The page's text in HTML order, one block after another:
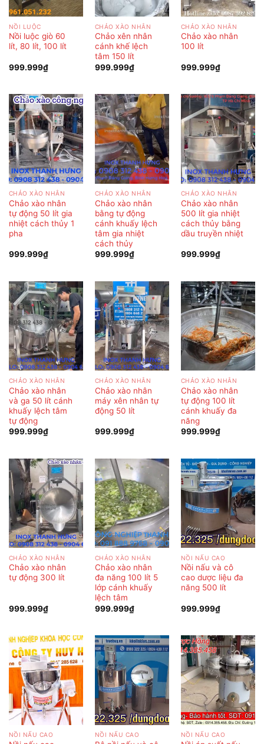
NỒI LUỘC
Nồi luộc giò 60
lít, 80 lít, 100 lít
999.999₫
CHẢO XÀO NHÂN
Chảo xên nhân
cánh khế lệch
tâm 150 lít
999.999₫
CHẢO XÀO NHÂN
Chảo xào nhân
100 lít
999.999₫
CHẢO XÀO NHÂN
Chảo xào nhân
tự động 50 lít gia
nhiệt cách thủy 1
pha
999.999₫
CHẢO XÀO NHÂN
Chảo xào nhân
bằng tự động
cánh khuấy lệch
tâm gia nhiệt
cách thủy
999.999₫
CHẢO XÀO NHÂN
Chảo xào nhân
500 lít gia nhiệt
cách thủy bằng
dầu truyền nhiệt
999.999₫
CHẢO XÀO NHÂN
Chảo xào nhân
và ga 50 lít cánh
khuấy lệch tâm
tự động
999.999₫
CHẢO XÀO NHÂN
Chảo xào nhân
máy xên nhân tự
động 50 lít
999.999₫
CHẢO XÀO NHÂN
Chảo xào nhân
tự động 100 lít
cánh khuấy đa
năng
999.999₫
CHẢO XÀO NHÂN
Chảo xào nhân
tự động 300 lít
999.999₫
CHẢO XÀO NHÂN
Chảo xào nhân
đa năng 100 lít 5
lớp cánh khuấy
lệch tâm
999.999₫
NỒI NẤU CAO
Nồi nấu và cô
cao dược liệu đa
năng 500 lít
999.999₫
NỒI NẤU CAO NỒI NẤU CAO NỒI NẤU CAO